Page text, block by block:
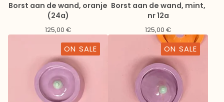
Borst aan de wand, oranje
(24a)
125,00 €
Borst aan de wand, mint,
nr 12a
125,00 €
ON SALE ON SALE